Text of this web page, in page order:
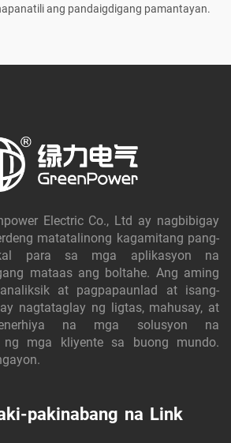
ang pandaigdigang pamantayan.
Electric Co., Ltd ay nagbibigay
matatalinong kagamitang pang-
para sa mga aplikasyon na
mataas ang boltahe. Ang aming
at pagpapaunlad at isang-
nagtataglay ng ligtas, mahusay, at
na mga solusyon na
ng mga kliyente sa buong mundo.
pakinabang na Link